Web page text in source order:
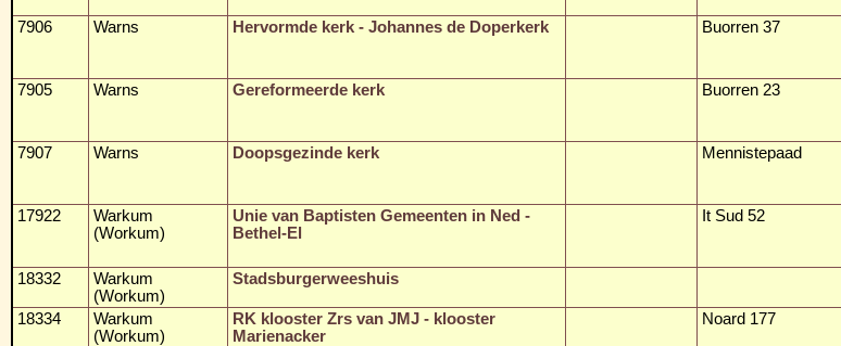
7906 Warns Hervormde kerk - Johannes de Doperkerk Buorren 37
7905 Warns Gereformeerde kerk Buorren 23
7907 Warns Doopsgezinde kerk Mennistepaad
17922
Warkum
(Workum)
Unie van Baptisten Gemeenten in Ned -
Bethel-El
It Sud 52
18332
Warkum
(Workum)
Stadsburgerweeshuis
18334
Warkum
(Workum)
RK klooster Zrs van JMJ - klooster
Marienacker
Noard 177